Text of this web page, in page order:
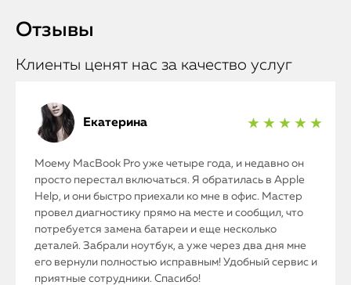
Отзывы
Клиенты ценят нас за качество услуг
Екатерина ★ ★ ★ ★ ★
Моему MacBook Pro уже четыре года, и недавно он
просто перестал включаться. Я обратилась в Apple
Help, и они быстро приехали ко мне в офис. Мастер
провел диагностику прямо на месте и сообщил, что
потребуется замена батареи и еще несколько
деталей. Забрали ноутбук, а уже через два дня мне
его вернули полностью исправным! Удобный сервис и
приятные сотрудники. Спасибо!